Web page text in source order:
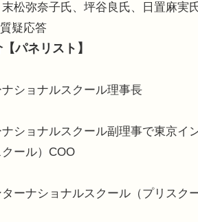
末松弥奈子氏、坪谷良氏、日置麻実
疑応答
パネリスト】
ショナルスクール理事長
ショナルスクール副理事で東京イ
ール）COO
ーナショナルスクール（プリスク